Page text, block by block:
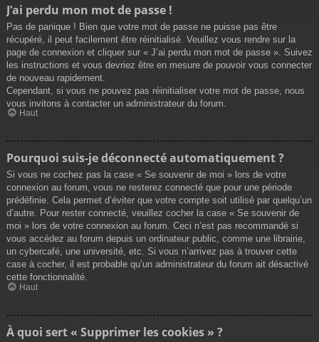
J’ai perdu mon mot de passe !
Pas de panique ! Bien que votre mot de passe ne puisse pas être
récupéré, il peut facilement être réinitialisé. Veuillez vous rendre sur la
page de connexion et cliquer sur « J’ai perdu mon mot de passe ». Suivez
les instructions et vous devriez être en mesure de pouvoir vous connecter
de nouveau rapidement.
Cependant, si vous ne pouvez pas réinitialiser votre mot de passe, nous
vous invitons à contacter un administrateur du forum.
Haut
Pourquoi suis-je déconnecté automatiquement ?
Si vous ne cochez pas la case « Se souvenir de moi » lors de votre
connexion au forum, vous ne resterez connecté que pour une période
prédéfinie. Cela permet d’éviter que votre compte soit utilisé par quelqu’un
d’autre. Pour rester connecté, veuillez cocher la case « Se souvenir de
moi » lors de votre connexion au forum. Ceci n’est pas recommandé si
vous accédez au forum depuis un ordinateur public, comme une librairie,
un cybercafé, une université, etc. Si vous n’arrivez pas à trouver cette
case à cocher, il est probable qu’un administrateur du forum ait désactivé
cette fonctionnalité.
Haut
À quoi sert « Supprimer les cookies » ?